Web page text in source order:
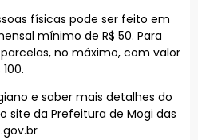
físicas pode ser feito em
mínimo de R$ 50. Para
no máximo, com valor
e saber mais detalhes do
site da Prefeitura de Mogi das